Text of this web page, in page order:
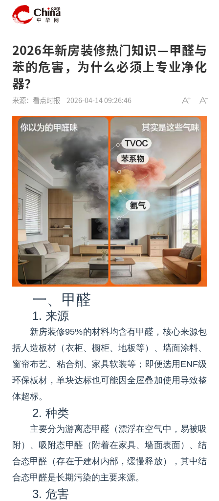
2026年新房装修热门知识—甲醛与
苯的危害，为什么必须上专业净化
器？
来源：看点时报 2026-04-14 09:26:46
一、甲醛
1. 来源
新房装修95%的材料均含有甲醛，核心来源包
括人造板材（衣柜、橱柜、地板等）、墙面涂料、
窗帘布艺、粘合剂、家具软装等；即便选用ENF级
环保板材，单块达标也可能因全屋叠加使用导致整
体超标。
2. 种类
主要分为游离态甲醛（漂浮在空气中，易被吸
附）、吸附态甲醛（附着在家具、墙面表面）、结
合态甲醛（存在于建材内部，缓慢释放），其中结
合态甲醛是长期污染的主要来源。
3. 危害